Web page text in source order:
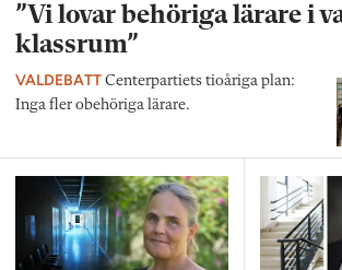
”Vi lovar behöriga lärare i
klassrum”
VALDEBATT Centerpartiets tioåriga plan:
Inga fler obehöriga lärare.